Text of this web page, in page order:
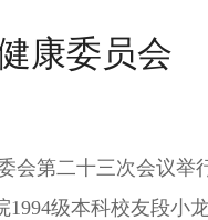
康委员会
会第二十三次会议举
级本科校友段小